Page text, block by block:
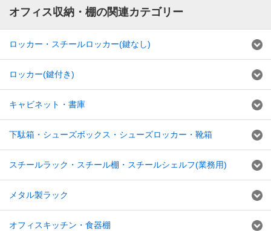
オフィス収納・棚の関連カテゴリー
ロッカー・スチールロッカー(鍵なし)
ロッカー(鍵付き)
キャビネット・書庫
下駄箱・シューズボックス・シューズロッカー・靴箱
スチールラック・スチール棚・スチールシェルフ(業務用)
メタル製ラック
オフィスキッチン・食器棚